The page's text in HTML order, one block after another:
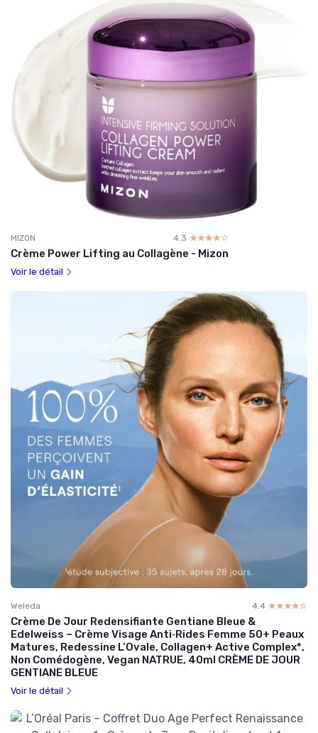
MIZON 4.3 ☆☆☆☆☆
★★★★★
Crème Power Lifting au Collagène - Mizon
Voir le détail
Weleda 4.4 ☆☆☆☆☆
★★★★★
Crème De Jour Redensifiante Gentiane Bleue &
Edelweiss – Crème Visage Anti‑Rides Femme 50+ Peaux
Matures, Redessine L’Ovale, Collagen+ Active Complex*,
Non Comédogène, Vegan NATRUE, 40ml CRÈME DE JOUR
GENTIANE BLEUE
Voir le détail